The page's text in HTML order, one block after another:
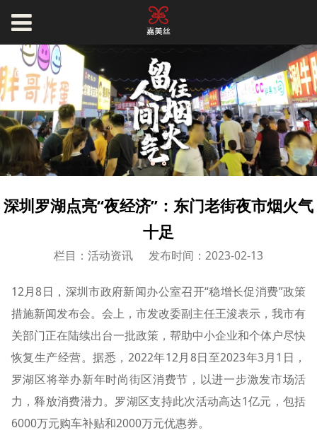
深圳罗湖点亮“夜经济”：东门老街夜市烟火气
十足
栏目：活动资讯 发布时间：2023-02-13
12月8日，深圳市政府新闻办公室召开“稳增长促消费”政策
措施新闻发布会。会上，市发改委副主任王浚表示，我市有
关部门正在陆续出台一批政策，帮助中小企业和个体户尽快
恢复生产经营。据悉，2022年12月8日至2023年3月1日，
罗湖区将举办新年时尚街区消费节，以进一步激发市场活
力，释放消费潜力。罗湖区支持此次活动高达1亿元，包括
6000万元购车补贴和2000万元优惠券。